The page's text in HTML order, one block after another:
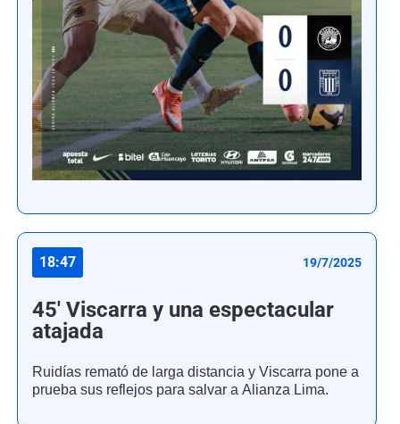
18:47 19/7/2025
45' Viscarra y una espectacular
atajada
Ruidías remató de larga distancia y Viscarra pone a
prueba sus reflejos para salvar a Alianza Lima.